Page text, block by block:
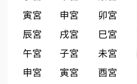
寅宮
申宮 卯宮
辰宮
戌宮 巳宮
午宮
子宮 未宮
申宮
寅宮 酉宮